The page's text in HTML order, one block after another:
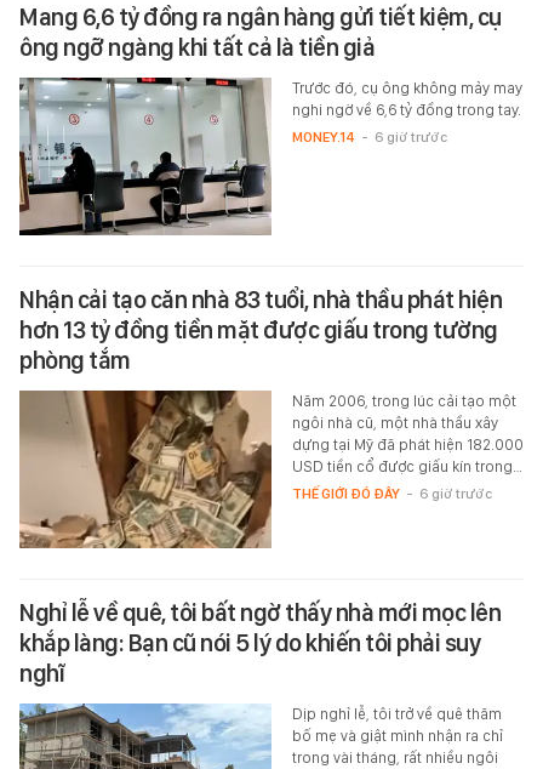
Mang 6,6 tỷ đồng ra ngân hàng gửi tiết kiệm, cụ
ông ngỡ ngàng khi tất cả là tiền giả
Trước đó, cụ ông không mảy may
nghi ngờ về 6,6 tỷ đồng trong tay.
MONEY.14 - 6 giờ trước
Nhận cải tạo căn nhà 83 tuổi, nhà thầu phát hiện
hơn 13 tỷ đồng tiền mặt được giấu trong tường
phòng tắm
Năm 2006, trong lúc cải tạo một
ngôi nhà cũ, một nhà thầu xây
dựng tại Mỹ đã phát hiện 182.000
USD tiền cổ được giấu kín trong…
THẾ GIỚI ĐÓ ĐÂY - 6 giờ trước
Nghỉ lễ về quê, tôi bất ngờ thấy nhà mới mọc lên
khắp làng: Bạn cũ nói 5 lý do khiến tôi phải suy
nghĩ
Dịp nghỉ lễ, tôi trở về quê thăm
bố mẹ và giật mình nhận ra chỉ
trong vài tháng, rất nhiều ngôi